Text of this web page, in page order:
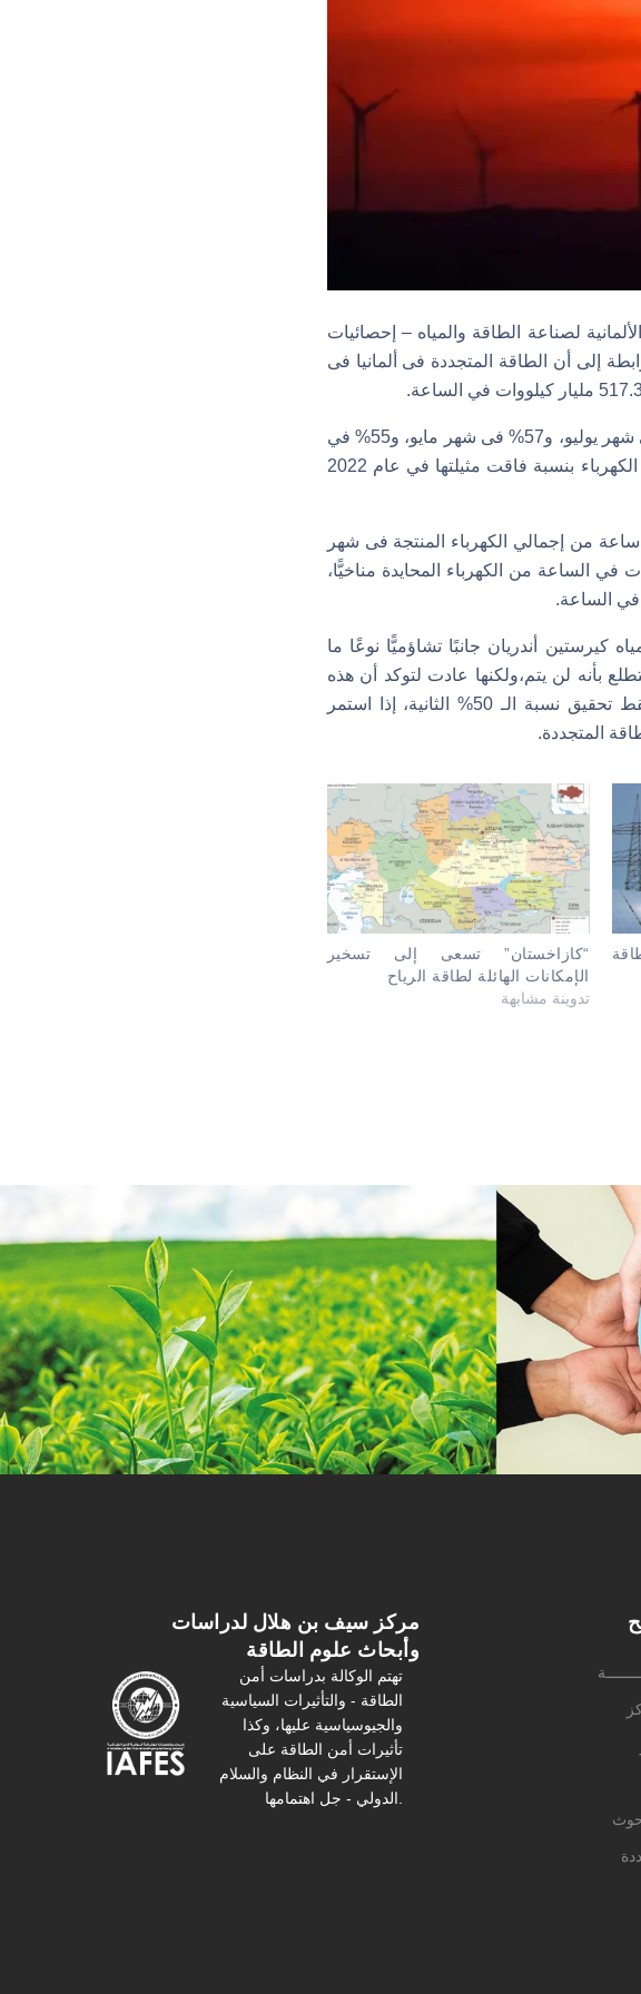
لصناعة الطاقة والمياه – إحصائيات
إلى أن الطاقة المتجددة فى ألمانيا فى
وساهمت مصادر الطاقة المتجددة على مدار السنة بما يتراوح بين 59% في شهر يوليو، و57% فى شهر مايو، و55% في
شهر أكتوبر، وبذلك تصبح الطاقة المتجددة في 2023 قد ساهمت في إنتاج الكهرباء بنسبة فاقت مثيلتها في عام 2022
فقد ساهمت بنحو 9.8 مليار كيلووات ساعة من إجمالي الكهرباء المنتجة فى شهر
الطاقة الشمسية ما قيمته 267 مليار كيلووات في الساعة من الكهرباء المحايدة مناخيًّا،
كيرستين أندريان جانبًا تشاؤميًّا نوعًا ما
بأنه لن يتم،ولكنها عادت لتوكد أن هذه
الأرقام تدل على السير على الطريق الصحيح، كما أوضحت أنه يمكن فقط تحقيق نسبة الـ 50% الثانية، إذا استمر
المتجددة.
“كازاخستان” تسعى إلى تسخير
الإمكانات الهائلة لطاقة الرياح
تدوينة مشابهة
مركز سیف بن هلال لدراسات
وأبحاث علوم الطاقة
تهتم الوكالة بدراسات أمن
الطاقة - والتأثیرات السیاسیة
والجیوسیاسیة عليها، وكذا
تأثیرات أمن الطاقة على
الإستقرار في النظام والسلام